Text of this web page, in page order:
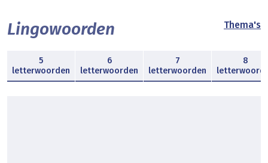
Lingowoorden Thema's
5
letterwoorden
6
letterwoorden
7
letterwoorden
8